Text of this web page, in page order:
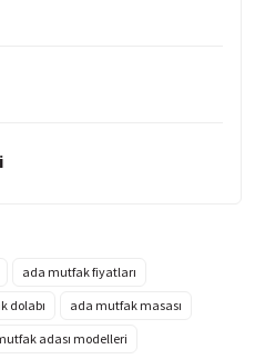
ada mutfak fiyatları
dolabı
ada mutfak masası
adası modelleri